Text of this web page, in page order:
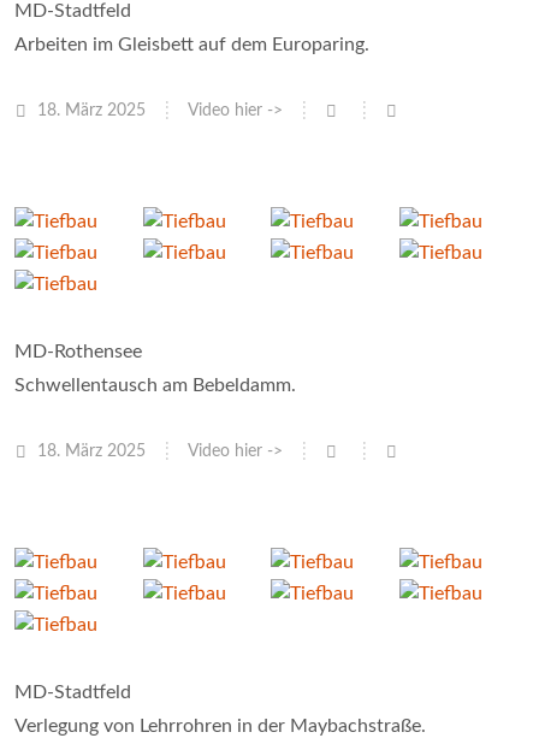
MD-Stadtfeld
Arbeiten im Gleisbett auf dem Europaring.
18. März 2025 Video hier ->
MD-Rothensee
Schwellentausch am Bebeldamm.
18. März 2025 Video hier ->
MD-Stadtfeld
Verlegung von Lehrrohren in der Maybachstraße.